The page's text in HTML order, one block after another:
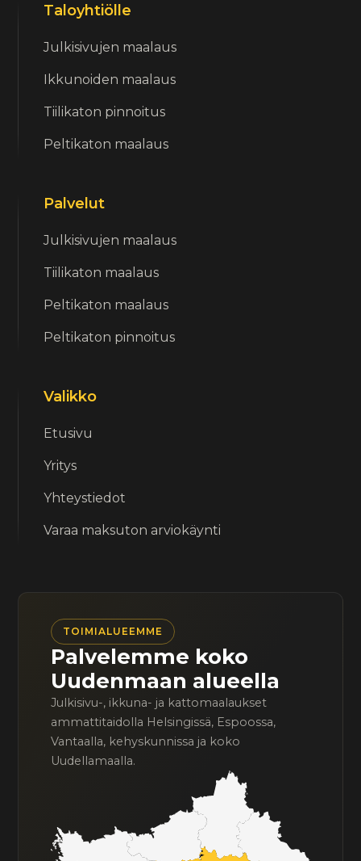
Taloyhtiölle
Julkisivujen maalaus
Ikkunoiden maalaus
Tiilikaton pinnoitus
Peltikaton maalaus
Palvelut
Julkisivujen maalaus
Tiilikaton maalaus
Peltikaton maalaus
Peltikaton pinnoitus
Valikko
Etusivu
Yritys
Yhteystiedot
Varaa maksuton arviokäynti
TOIMIALUEEMME
Palvelemme koko
Uudenmaan alueella
Julkisivu-, ikkuna- ja kattomaalaukset
ammattitaidolla Helsingissä, Espoossa,
Vantaalla, kehyskunnissa ja koko
Uudellamaalla.